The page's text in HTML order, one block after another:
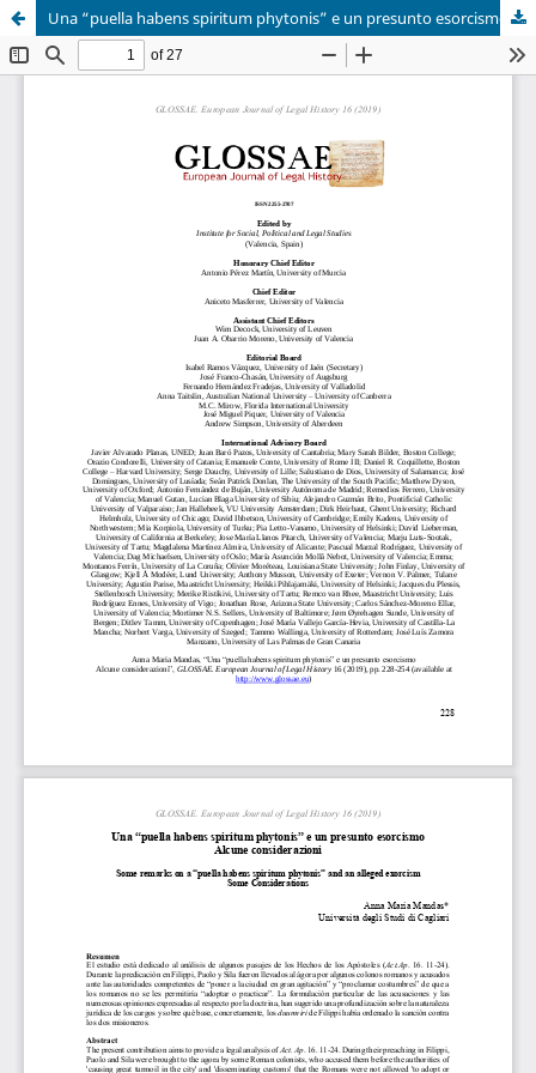
Una “puella habens spiritum phytonis” e un presunto esorcismo: Alcune considerazioni